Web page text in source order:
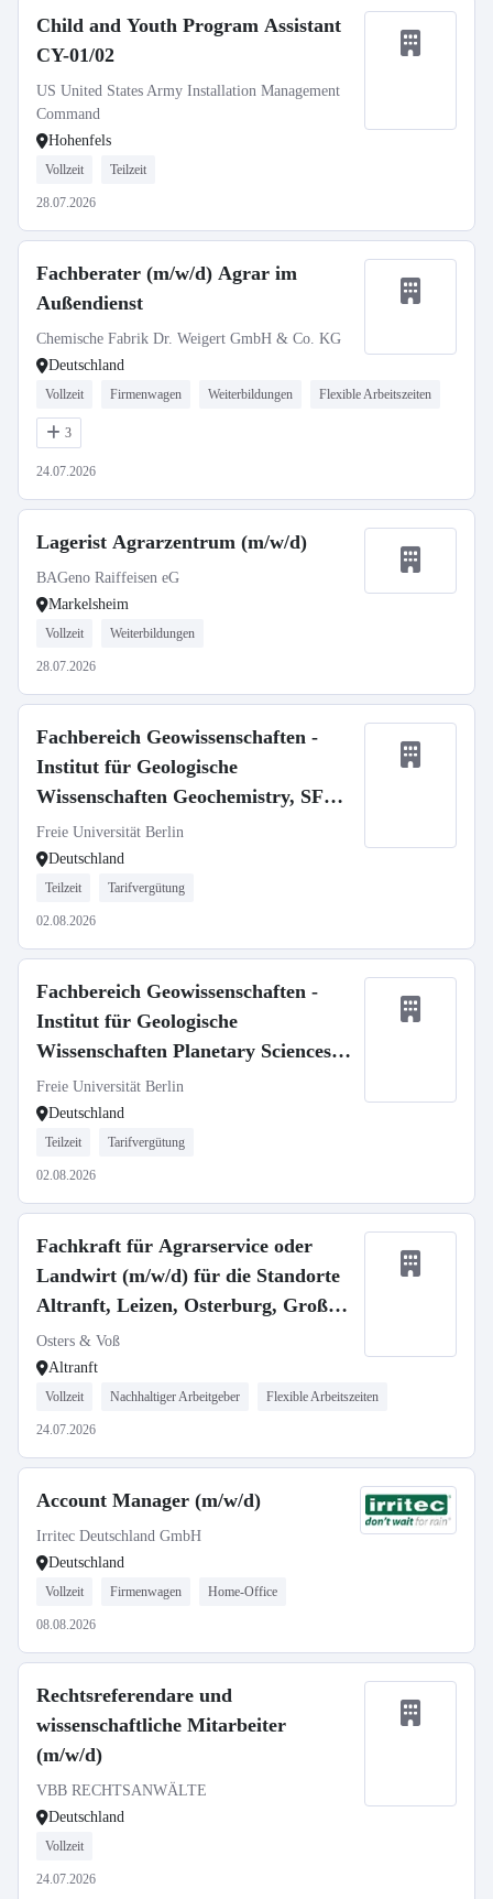
Child and Youth Program Assistant
CY-01/02
US United States Army Installation Management
Command
Hohenfels
Vollzeit Teilzeit
28.07.2026
Fachberater (m/w/d) Agrar im
Außendienst
Chemische Fabrik Dr. Weigert GmbH & Co. KG
Deutschland
Vollzeit Firmenwagen Weiterbildungen Flexible Arbeitszeiten
3
24.07.2026
Lagerist Agrarzentrum (m/w/d)
BAGeno Raiffeisen eG
Markelsheim
Vollzeit Weiterbildungen
28.07.2026
Fachbereich Geowissenschaften -
Institut für Geologische
Wissenschaften Geochemistry, SFB
1759
Freie Universität Berlin
Deutschland
Teilzeit Tarifvergütung
02.08.2026
Fachbereich Geowissenschaften -
Institut für Geologische
Wissenschaften Planetary Sciences,
SFB 1759
Freie Universität Berlin
Deutschland
Teilzeit Tarifvergütung
02.08.2026
Fachkraft für Agrarservice oder
Landwirt (m/w/d) für die Standorte
Altranft, Leizen, Osterburg, Groß
Gottschow
Osters & Voß
Altranft
Vollzeit Nachhaltiger Arbeitgeber Flexible Arbeitszeiten
24.07.2026
Account Manager (m/w/d)
Irritec Deutschland GmbH
Deutschland
Vollzeit Firmenwagen Home-Office
08.08.2026
Rechtsreferendare und
wissenschaftliche Mitarbeiter
(m/w/d)
VBB RECHTSANWÄLTE
Deutschland
Vollzeit
24.07.2026